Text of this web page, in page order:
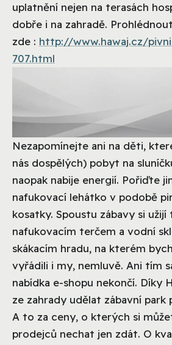
uplatnění nejen na terasách
dobře i na zahradě.
zde : http://www.hawaj.cz/
707.html
Nezapomínejte ani na děti,
nás dospělých) pobyt na
naopak nabije energií. Pořiďte
nafukovací lehátko v podobě
kosatky. Spoustu zábavy si užijí
nafukovacím terčem a vodní
skákacím hradu, na kterém
vyřádili i my, nemluvě. Ani tím
nabídka e-shopu nekončí. Díky
ze zahrady udělat zábavní park
A to za ceny, o kterých si
prodejců nechat jen zdát. O